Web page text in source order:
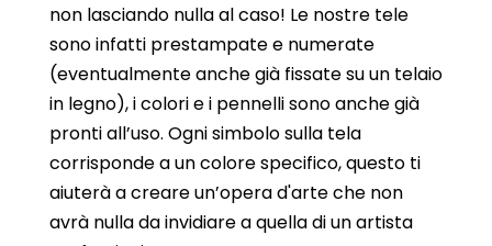
non lasciando nulla al caso! Le nostre tele
sono infatti prestampate e numerate
(eventualmente anche già fissate su un telaio
in legno), i colori e i pennelli sono anche già
pronti all’uso. Ogni simbolo sulla tela
corrisponde a un colore specifico, questo ti
aiuterà a creare un’opera d'arte che non
avrà nulla da invidiare a quella di un artista